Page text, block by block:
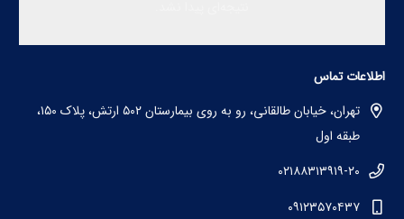
اطلاعات تماس
تهران، خیابان طالقانی، رو به روی بیمارستان ۵۰۲ ارتش، پلاک ۱۵۰،
طبقه اول
۰۲۱۸۸۳۱۳۹۱۹-۲۰
۰۹۱۲۳۵۷۰۴۳۷